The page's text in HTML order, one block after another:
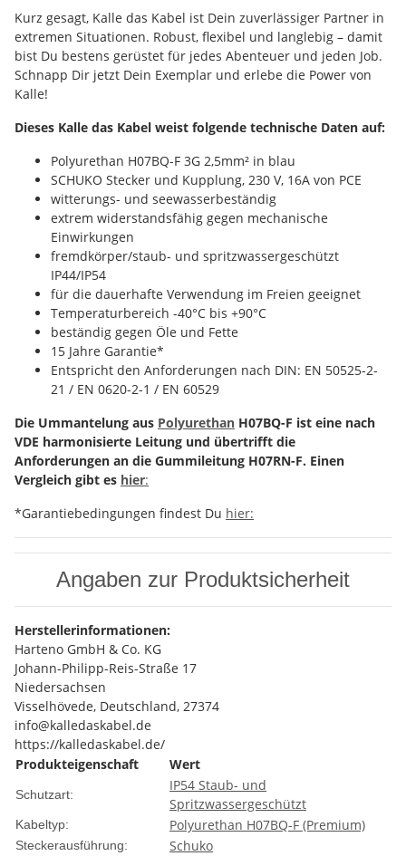
Kurz gesagt, Kalle das Kabel ist Dein zuverlässiger Partner in
extremen Situationen. Robust, flexibel und langlebig – damit
bist Du bestens gerüstet für jedes Abenteuer und jeden Job.
Schnapp Dir jetzt Dein Exemplar und erlebe die Power von
Kalle!
Dieses Kalle das Kabel weist folgende technische Daten auf:
Polyurethan H07BQ-F 3G 2,5mm² in blau
SCHUKO Stecker und Kupplung, 230 V, 16A von PCE
witterungs- und seewasserbeständig
extrem widerstandsfähig gegen mechanische
Einwirkungen
fremdkörper/staub- und spritzwassergeschützt
IP44/IP54
für die dauerhafte Verwendung im Freien geeignet
Temperaturbereich -40°C bis +90°C
beständig gegen Öle und Fette
15 Jahre Garantie*
Entspricht den Anforderungen nach DIN: EN 50525-2-
21 / EN 0620-2-1 / EN 60529
Die Ummantelung aus Polyurethan H07BQ-F ist eine nach
VDE harmonisierte Leitung und übertrifft die
Anforderungen an die Gummileitung H07RN-F. Einen
Vergleich gibt es hier:
*Garantiebedingungen findest Du hier:
Angaben zur Produktsicherheit
Herstellerinformationen:
Harteno GmbH & Co. KG
Johann-Philipp-Reis-Straße 17
Niedersachsen
Visselhövede, Deutschland, 27374
info@kalledaskabel.de
https://kalledaskabel.de/
Produkteigenschaft
Wert
Schutzart:
IP54 Staub- und
Spritzwassergeschützt
Kabeltyp: Polyurethan H07BQ-F (Premium)
Steckerausführung: Schuko